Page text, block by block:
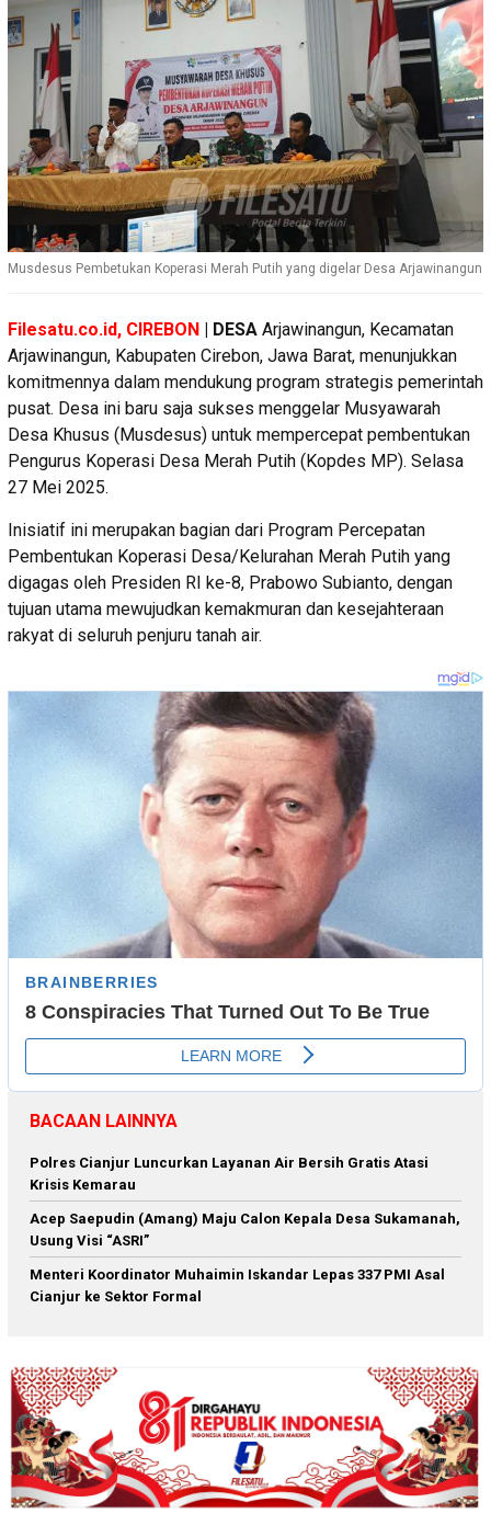
Musdesus Pembetukan Koperasi Merah Putih yang digelar Desa Arjawinangun
Filesatu.co.id, CIREBON | DESA Arjawinangun, Kecamatan
Arjawinangun, Kabupaten Cirebon, Jawa Barat, menunjukkan
komitmennya dalam mendukung program strategis pemerintah
pusat. Desa ini baru saja sukses menggelar Musyawarah
Desa Khusus (Musdesus) untuk mempercepat pembentukan
Pengurus Koperasi Desa Merah Putih (Kopdes MP). Selasa
27 Mei 2025.
Inisiatif ini merupakan bagian dari Program Percepatan
Pembentukan Koperasi Desa/Kelurahan Merah Putih yang
digagas oleh Presiden RI ke-8, Prabowo Subianto, dengan
tujuan utama mewujudkan kemakmuran dan kesejahteraan
rakyat di seluruh penjuru tanah air.
BACAAN LAINNYA
Polres Cianjur Luncurkan Layanan Air Bersih Gratis Atasi
Krisis Kemarau
Acep Saepudin (Amang) Maju Calon Kepala Desa Sukamanah,
Usung Visi “ASRI”
Menteri Koordinator Muhaimin Iskandar Lepas 337 PMI Asal
Cianjur ke Sektor Formal